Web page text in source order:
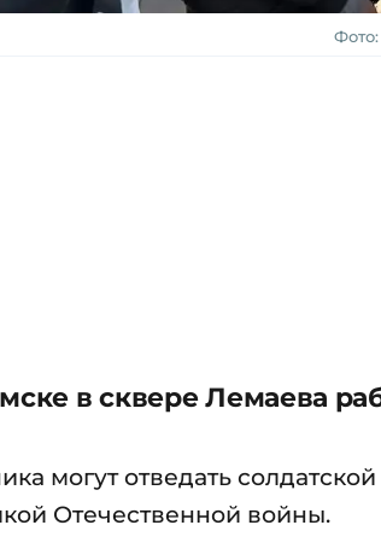
в сквере Лемаева
могут отведать
Отечественной войны.